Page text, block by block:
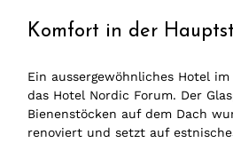
Komfort in der
Ein aussergewöhnliches Hotel
das Hotel Nordic Forum. Der
Bienenstöcken auf dem Dach
renoviert und setzt auf